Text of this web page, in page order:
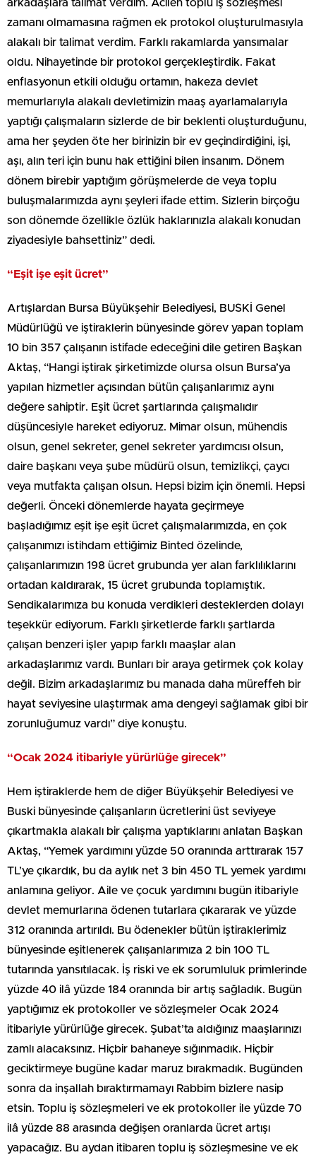
arkadaşlara talimat verdim. Acilen toplu iş sözleşmesi
zamanı olmamasına rağmen ek protokol oluşturulmasıyla
alakalı bir talimat verdim. Farklı rakamlarda yansımalar
oldu. Nihayetinde bir protokol gerçekleştirdik. Fakat
enflasyonun etkili olduğu ortamın, hakeza devlet
memurlarıyla alakalı devletimizin maaş ayarlamalarıyla
yaptığı çalışmaların sizlerde de bir beklenti oluşturduğunu,
ama her şeyden öte her birinizin bir ev geçindirdiğini, işi,
aşı, alın teri için bunu hak ettiğini bilen insanım. Dönem
dönem birebir yaptığım görüşmelerde de veya toplu
buluşmalarımızda aynı şeyleri ifade ettim. Sizlerin birçoğu
son dönemde özellikle özlük haklarınızla alakalı konudan
ziyadesiyle bahsettiniz” dedi.
“Eşit işe eşit ücret”
Artışlardan Bursa Büyükşehir Belediyesi, BUSKİ Genel
Müdürlüğü ve iştiraklerin bünyesinde görev yapan toplam
10 bin 357 çalışanın istifade edeceğini dile getiren Başkan
Aktaş, “Hangi iştirak şirketimizde olursa olsun Bursa’ya
yapılan hizmetler açısından bütün çalışanlarımız aynı
değere sahiptir. Eşit ücret şartlarında çalışmalıdır
düşüncesiyle hareket ediyoruz. Mimar olsun, mühendis
olsun, genel sekreter, genel sekreter yardımcısı olsun,
daire başkanı veya şube müdürü olsun, temizlikçi, çaycı
veya mutfakta çalışan olsun. Hepsi bizim için önemli. Hepsi
değerli. Önceki dönemlerde hayata geçirmeye
başladığımız eşit işe eşit ücret çalışmalarımızda, en çok
çalışanımızı istihdam ettiğimiz Binted özelinde,
çalışanlarımızın 198 ücret grubunda yer alan farklılıklarını
ortadan kaldırarak, 15 ücret grubunda toplamıştık.
Sendikalarımıza bu konuda verdikleri desteklerden dolayı
teşekkür ediyorum. Farklı şirketlerde farklı şartlarda
çalışan benzeri işler yapıp farklı maaşlar alan
arkadaşlarımız vardı. Bunları bir araya getirmek çok kolay
değil. Bizim arkadaşlarımız bu manada daha müreffeh bir
hayat seviyesine ulaştırmak ama dengeyi sağlamak gibi bir
zorunluğumuz vardı” diye konuştu.
“Ocak 2024 itibariyle yürürlüğe girecek”
Hem iştiraklerde hem de diğer Büyükşehir Belediyesi ve
Buski bünyesinde çalışanların ücretlerini üst seviyeye
çıkartmakla alakalı bir çalışma yaptıklarını anlatan Başkan
Aktaş, “Yemek yardımını yüzde 50 oranında arttırarak 157
TL’ye çıkardık, bu da aylık net 3 bin 450 TL yemek yardımı
anlamına geliyor. Aile ve çocuk yardımını bugün itibariyle
devlet memurlarına ödenen tutarlara çıkararak ve yüzde
312 oranında artırıldı. Bu ödenekler bütün iştiraklerimiz
bünyesinde eşitlenerek çalışanlarımıza 2 bin 100 TL
tutarında yansıtılacak. İş riski ve ek sorumluluk primlerinde
yüzde 40 ilâ yüzde 184 oranında bir artış sağladık. Bugün
yaptığımız ek protokoller ve sözleşmeler Ocak 2024
itibariyle yürürlüğe girecek. Şubat’ta aldığınız maaşlarınızı
zamlı alacaksınız. Hiçbir bahaneye sığınmadık. Hiçbir
geciktirmeye bugüne kadar maruz bırakmadık. Bugünden
sonra da inşallah bıraktırmamayı Rabbim bizlere nasip
etsin. Toplu iş sözleşmeleri ve ek protokoller ile yüzde 70
ilâ yüzde 88 arasında değişen oranlarda ücret artışı
yapacağız. Bu aydan itibaren toplu iş sözleşmesine ve ek